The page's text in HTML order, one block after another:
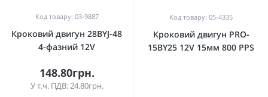
Код товару: 03-9887
Кроковий двигун 28BYJ-48
4-фазний 12V
148.80грн.
У т.ч. ПДВ: 24.80грн.
Код товару: 05-4335
Кроковий двигун PRO-
15BY25 12V 15мм 800 PPS